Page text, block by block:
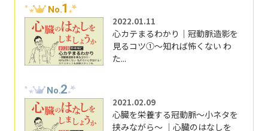
No.1
2022.01.11
心カテまるわかり｜冠動脈造影を
見るコツ①～知れば怖くない わ
た...
No.2
2021.02.09
心臓を栄養する冠動脈～小ネタを
挟みながら～ ｜心臓のはなしを